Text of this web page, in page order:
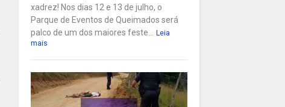
xadrez! Nos dias 12 e 13 de julho, o
Parque de Eventos de Queimados será
palco de um dos maiores feste...
Leia
mais